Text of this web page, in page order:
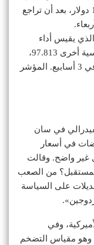
الإسترليني بلا تغيير يذكر عند 1.3451 دولار، بعد أن تراجع
يقيس أداء
العملة الأميركية مقابل 6 عملات رئيسية أخرى 97.813،
ليحوم بالقرب من أعلى مستوى له في 3 أسابيع. المؤشر
في سان
في أسعار
غير واضح. وقالت
من الصعب
على السياسة
وفي
وهو مقياس التضخم